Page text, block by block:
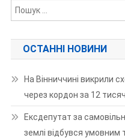
ОСТАННІ НОВИНИ
На Вінниччині викрили
через кордон за 12
Ексдепутат за
землі відбувся умовним